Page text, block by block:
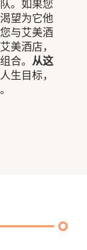
。如果您
望为它他
与艾美酒
美酒店，
合。从这
人生目标，